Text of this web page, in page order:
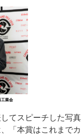
工業会
てスピーチした写真
「本賞はこれまでカ